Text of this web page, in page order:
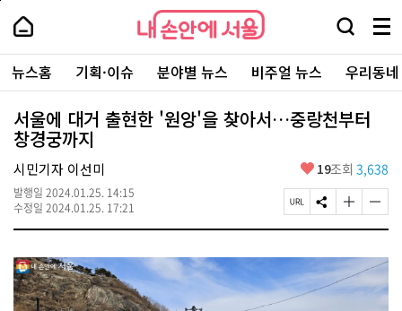
본
로
가
내
손
안
에
서
울
-
서
울
시
대
표
소
통
포
내
손
에
울
검
창
열
기
메
뉴
전
체
보
주
요
서
뉴스홈 기획·이슈 분야별 뉴스 비주얼 뉴스 우리동
서울에 대거 출현한 '원앙'을 찾아서…중랑천부터
창경궁까지
시민기자 이선미
발행일 2024.01.25. 14:15
수정일 2024.01.25. 17:21
좋
요
19조회 3,638
페
이
U
R
복
S
N
공
유
하
기
글
자
기
크
게
변
글
자
기
작
게
변
페
상
단
로